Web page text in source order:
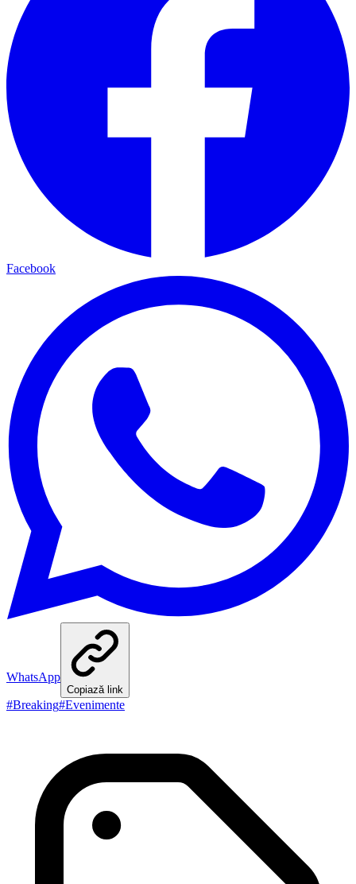
Facebook
WhatsApp
Copiază link
#Breaking#Evenimente